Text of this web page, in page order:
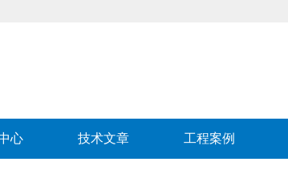
心 技术文章 工程案例